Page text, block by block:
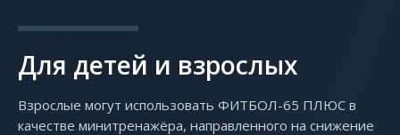
Для детей и взрослых
Взрослые могут использовать ФИТБОЛ-65 ПЛЮС в
качестве минитренажёра, направленного на снижение